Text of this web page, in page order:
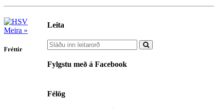
Leita
Fylgstu með á Facebook
Félög
Meira »
Fréttir